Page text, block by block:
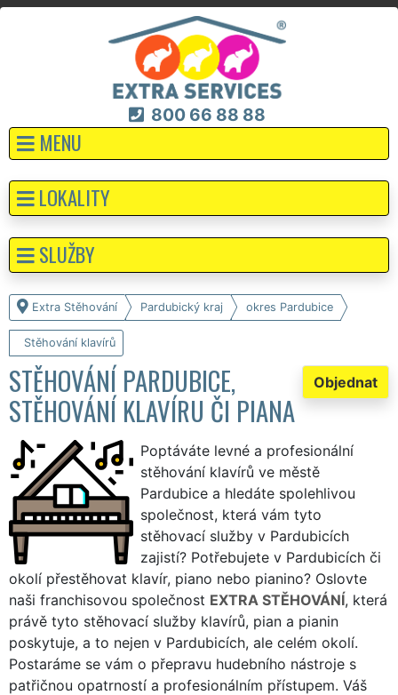
800 66 88 88
MENU
Extra Stěhování Pardubický kraj okres Pardubice
Stěhování klavírů
Objednat
STĚHOVÁNÍ PARDUBICE,
STĚHOVÁNÍ KLAVÍRU ČI PIANA
Poptáváte levné a profesionální
stěhování klavírů ve městě
Pardubice a hledáte spolehlivou
společnost, která vám tyto
stěhovací služby v Pardubicích
zajistí? Potřebujete v Pardubicích či
okolí přestěhovat klavír, piano nebo pianino? Oslovte
naši franchisovou společnost EXTRA STĚHOVÁNÍ, která
právě tyto stěhovací služby klavírů, pian a pianin
poskytuje, a to nejen v Pardubicích, ale celém okolí.
Postaráme se vám o přepravu hudebního nástroje s
patřičnou opatrností a profesionálním přístupem. Váš
LOKALITY
SLUŽBY